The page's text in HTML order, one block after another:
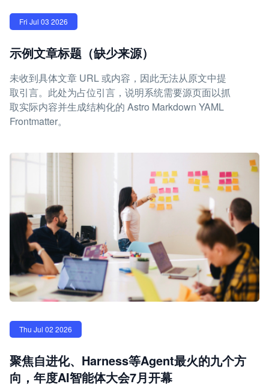
Fri Jul 03 2026
示例文章标题（缺少来源）
未收到具体文章 URL 或内容，因此无法从原文中提
取引言。此处为占位引言，说明系统需要源页面以抓
取实际内容并生成结构化的 Astro Markdown YAML
Frontmatter。
Thu Jul 02 2026
聚焦自进化、Harness等Agent最火的九个方
向，年度AI智能体大会7月开幕